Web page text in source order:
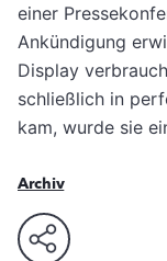
einer
Ankündigung
Display
schließlich in
kam, wurde sie
Archiv